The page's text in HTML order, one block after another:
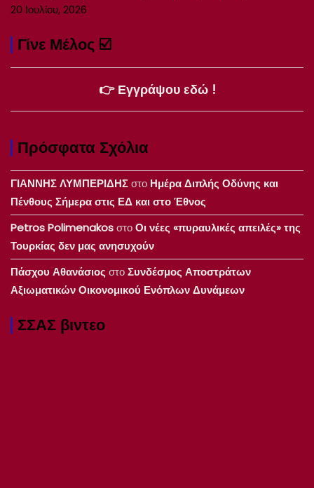
20 Ιουλίου, 2026
Γίνε Μέλος ☑️
👉 Εγγράψου εδώ !
Πρόσφατα Σχόλια
ΓΙΑΝΝΗΣ ΛΥΜΠΕΡΙΔΗΣστο Ημέρα Διπλής Οδύνης και
Πένθους Σήμερα στις ΕΔ και στο Έθνος
Petros PolimenakosστοΟι νέες «πυραυλικές απειλές» της
Τουρκίας δεν μας ανησυχούν
Πάσχου ΑθανάσιοςστοΣυνδέσμος Αποστράτων
Αξιωματικών Οικονομικού Ενόπλων Δυνάμεων
ΣΣΑΣ βιντεο